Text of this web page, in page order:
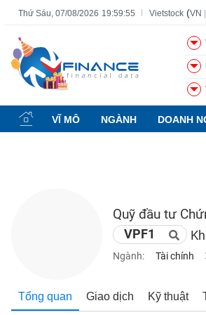
Thứ Sáu, 07/08/2026 19:59:55 Vietstock (VN
VĨ MÔ NGÀNH DOANH
Quỹ đầu tư
VPF1
Ngành: Tài chính
Tổng quan Giao dịch Kỹ thuật
Tất cả Tính năng Ngành Mã
Tính
năng
(-)
NGHIỆP